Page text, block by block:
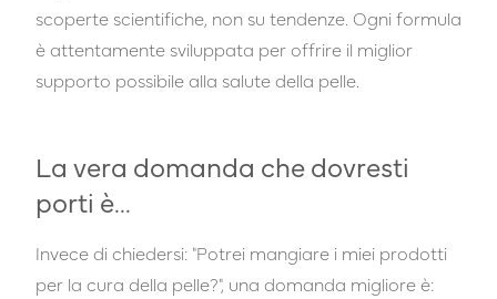
scoperte scientifiche, non su tendenze. Ogni formula
è attentamente sviluppata per offrire il miglior
supporto possibile alla salute della pelle.
La vera domanda che dovresti
porti è...
Invece di chiedersi: "Potrei mangiare i miei prodotti
per la cura della pelle?", una domanda migliore è: